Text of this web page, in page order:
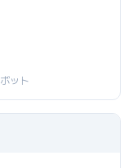
ット